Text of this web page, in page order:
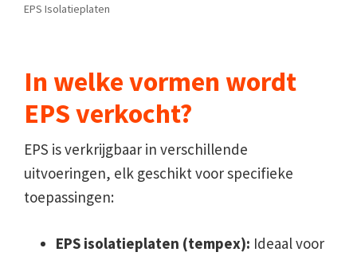
EPS Isolatieplaten
In welke vormen wordt
EPS verkocht?
EPS is verkrijgbaar in verschillende
uitvoeringen, elk geschikt voor specifieke
toepassingen:
EPS isolatieplaten (tempex): Ideaal voor